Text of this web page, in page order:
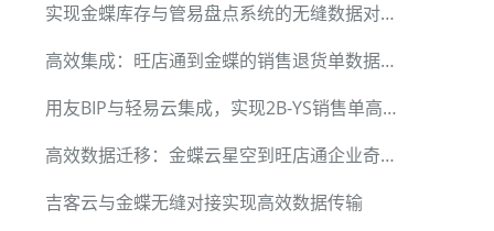
实现金蝶库存与管易盘点系统的无缝数据对接
高效集成：旺店通到金蝶的销售退货单数据同步方案
用友BIP与轻易云集成，实现2B-YS销售单高效查询
高效数据迁移：金蝶云星空到旺店通企业奇门
吉客云与金蝶无缝对接实现高效数据传输